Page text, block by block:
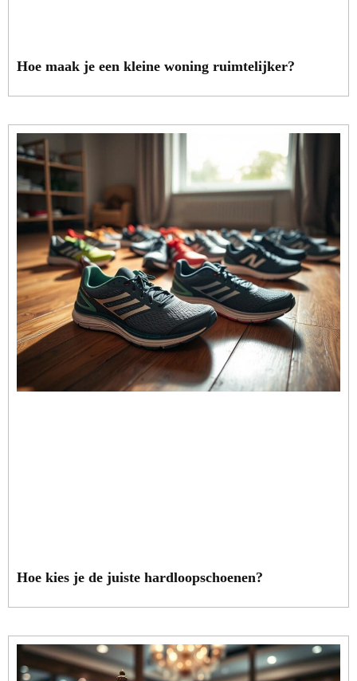
Hoe maak je een kleine woning ruimtelijker?
Hoe kies je de juiste hardloopschoenen?